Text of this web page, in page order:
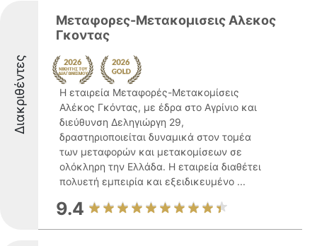
Διακριθέντες
Μεταφορες-Μετακομισεις Αλεκος
Γκοντας
Η εταιρεία Μεταφορές-Μετακομίσεις
Αλέκος Γκόντας, με έδρα στο Αγρίνιο και
διεύθυνση Δεληγιώργη 29,
δραστηριοποιείται δυναμικά στον τομέα
των μεταφορών και μετακομίσεων σε
ολόκληρη την Ελλάδα. Η εταιρεία διαθέτει
πολυετή εμπειρία και εξειδικευμένο ...
9.4